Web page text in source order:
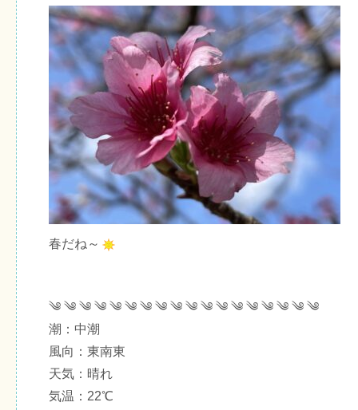
春だね～
༄ ༄ ༄ ༄ ༄ ༄ ༄ ༄ ༄ ༄ ༄ ༄ ༄ ༄ ༄ ༄ ༄ ༄
潮：中潮
風向：東南東
天気：晴れ
気温：22℃